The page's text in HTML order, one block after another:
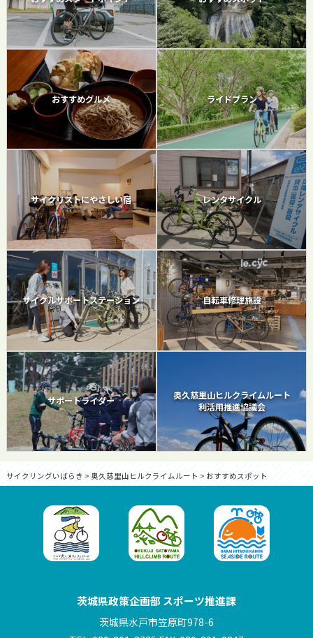
おすすめグルメ ライドプラン
サイクリストにやさしい宿 レンタサイクル
サイクルサポートステーション 自転車修理施設
サポートライダー
奥久慈里山ヒルクライムルート
利活用推進協議会
サイクリングいばらき > 奥久慈里山ヒルクライムルート > おすすめスポット
茨城県政策企画部 スポーツ推進課
茨城県水戸市笠原町978-6